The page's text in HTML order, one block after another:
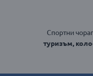
Спортни
туризъм,